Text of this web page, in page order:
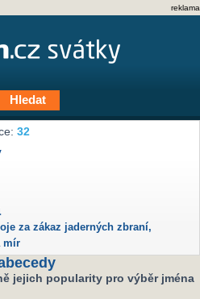
reklama
32
za zákaz jaderných zbraní,
mír
jejich popularity pro výběr jména